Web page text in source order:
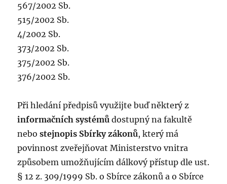
567/2002 Sb.
515/2002 Sb.
4/2002 Sb.
373/2002 Sb.
375/2002 Sb.
376/2002 Sb.
Při hledání předpisů využijte buď některý z
informačních systémů dostupný na fakultě
nebostejnopis Sbírky zákonů, který má
povinnost zveřejňovat Ministerstvo vnitra
způsobem umožňujícím dálkový přístup dle ust.
§ 12 z. 309/1999 Sb. o Sbírce zákonů a o Sbírce